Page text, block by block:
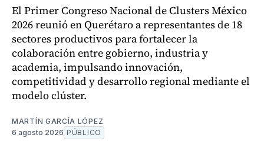
El Primer Congreso Nacional de Clusters México
2026 reunió en Querétaro a representantes de 18
sectores productivos para fortalecer la
colaboración entre gobierno, industria y
academia, impulsando innovación,
competitividad y desarrollo regional mediante el
modelo clúster.
MARTÍN GARCÍA LÓPEZ
6 agosto 2026 PÚBLICO